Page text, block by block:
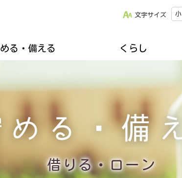
文字サイズ 小
おすすめレシピ
楽しく家庭菜園
地域を支える生産者
郷土資料館のご案内
る・備える
くらし
年金友の会のご案内
不動産・相続に関すること
各種相談会
移動購買車「幸多ろう号」
について
ロージャー
プレゼント
組合員になりま
関連リンク集
借りる・ローン